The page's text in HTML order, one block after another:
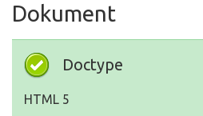
Dokument
Doctype
HTML 5